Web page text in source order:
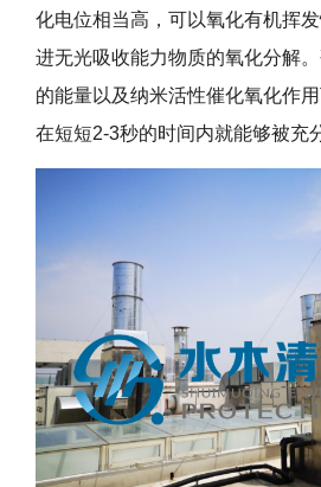
化电位相当高，可以氧化有机挥
进无光吸收能力物质的氧化分解
的能量以及纳米活性催化氧化作
在短短2-3秒的时间内就能够被充